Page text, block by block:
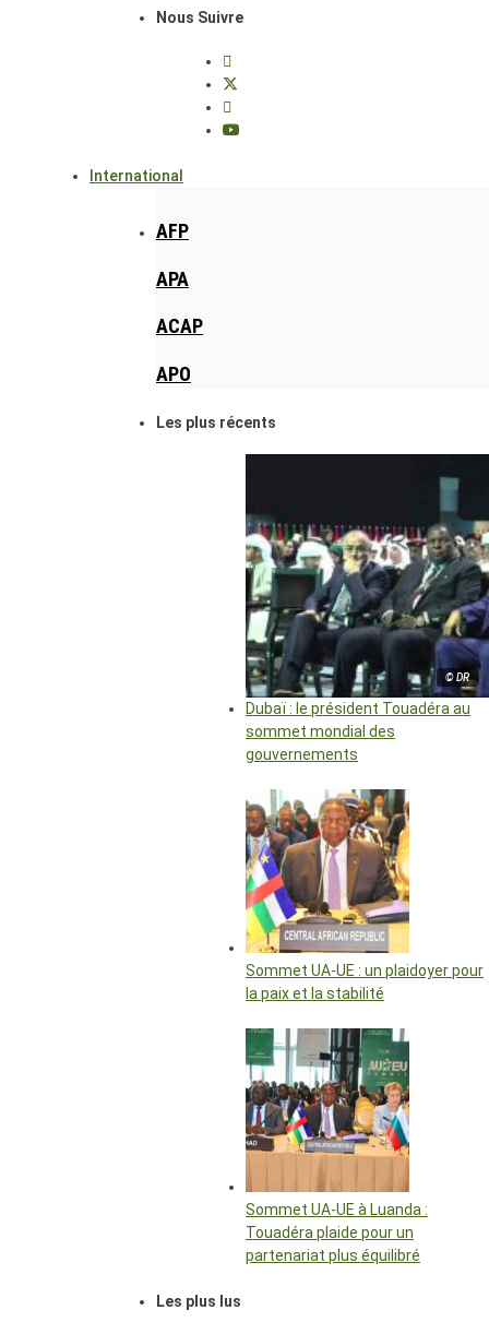
Nous Suivre
International
AFP
APA
ACAP
APO
Les plus récents
© DR
Dubaï : le président Touadéra au
sommet mondial des
gouvernements
Sommet UA-UE : un plaidoyer pour
la paix et la stabilité
Sommet UA-UE à Luanda :
Touadéra plaide pour un
partenariat plus équilibré
Les plus lus